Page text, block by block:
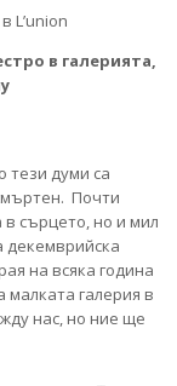
в галерията,
тези думи са
Почти
в сърцето, но и мил
декемврийска
на всяка година
малката галерия в
нас, но ние ще